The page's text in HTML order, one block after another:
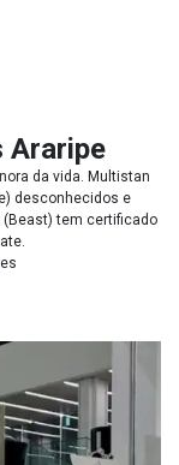
Araripe
da vida. Multistan
desconhecidos e
(Beast) tem certificado